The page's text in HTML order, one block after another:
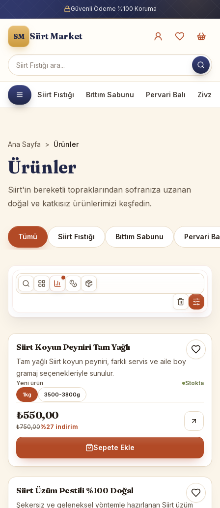
Güvenli Ödeme %100 Koruma
SM Siirt Market
Ürün ara
Siirt Fıstığı Bıttım Sabunu Pervari Balı Zivzik
Ana Sayfa > Ürünler
Ürünler
Siirt'in bereketli topraklarından sofranıza uzanan
doğal ve katkısız ürünlerimizi keşfedin.
Tümü Siirt Fıstığı Bıttım Sabunu Pervari
Siirt Koyun Peyniri Tam Yağlı
Tam yağlı Siirt koyun peyniri, farklı servis ve aile boy
gramaj seçenekleriyle sunulur.
Yeni ürün Stokta
1kg 3500-3800g
₺550,00
₺750,00%27 indirim
Sepete Ekle
Siirt Yöresel
Siirt Üzüm Pestili %100 Doğal
Şekersiz ve geleneksel yöntemle hazırlanan Siirt üzüm